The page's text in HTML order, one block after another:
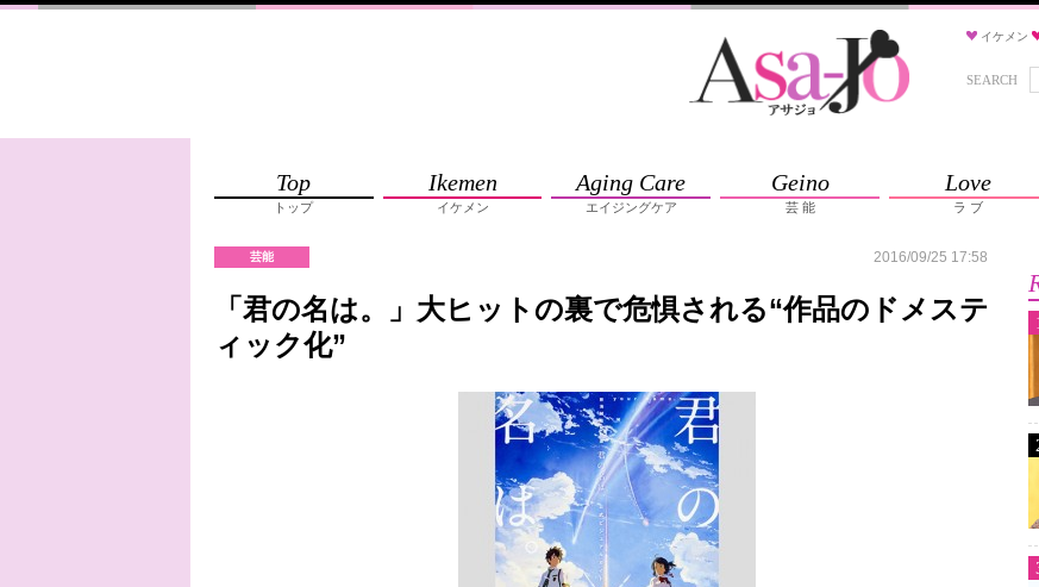
イケメン
SEARCH
Top
トップ
Ikemen
イケメン
Aging Care
エイジングケア
Geino
芸 能
Love
ラ ブ
芸能 2016/09/25 17:58
「君の名は。」大ヒットの裏で危惧される“作品のドメステ
ィック化”